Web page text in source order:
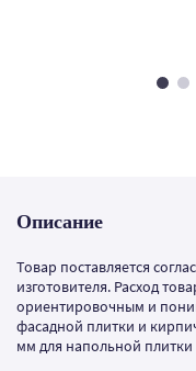
Описание
Товар поставляется
изготовителя. Расход
ориентировочным и
фасадной плитки и
мм для напольной плитки